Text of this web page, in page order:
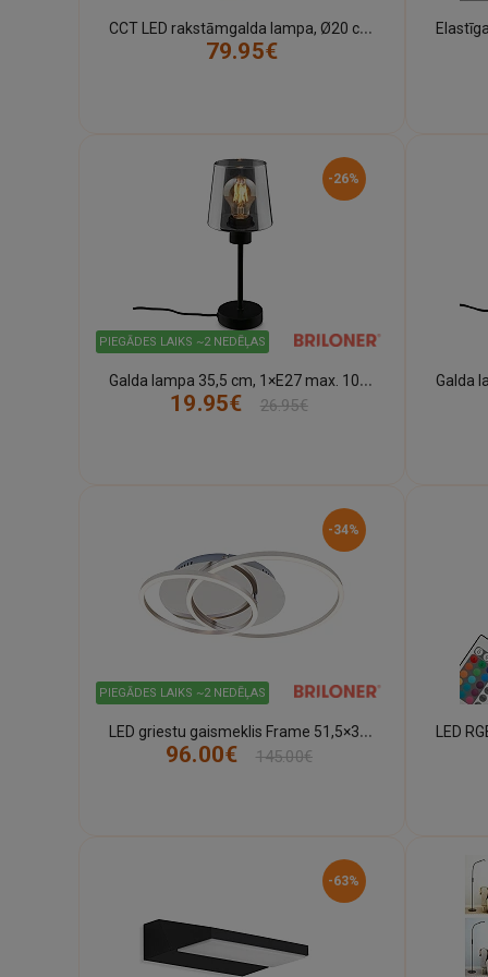
C
CT LED rakstāmgalda lampa, Ø20 cm, 9 W, 930 lm, antracīts (Briloner)
79.95€
PIEGĀDES LAIKS ~2 NEDĒĻAS
-26%
G
alda lampa 35,5 cm, 1×E27 max. 10 W, melna, dūmstikls (Briloner)
19.95€
26.95€
PIEGĀDES LAIKS ~2 NEDĒĻAS
-34%
L
ED griestu gaismeklis Frame 51,5×39,5 cm 36W 4100lm 3000K alumīnija hroms Briloner
96.00€
145.00€
-63%